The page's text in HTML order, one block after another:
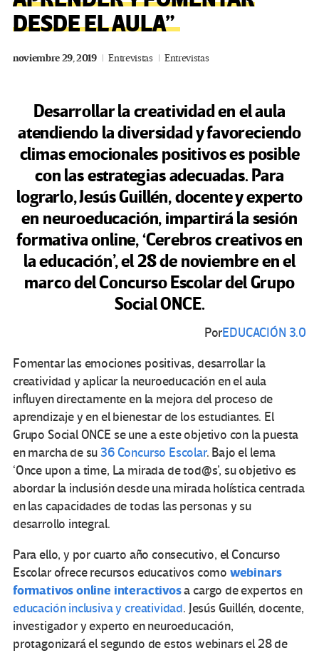
DESDE EL AULA”
noviembre 29, 2019 Entrevistas Entrevistas
Desarrollar la creatividad en el aula
atendiendo la diversidad y favoreciendo
climas emocionales positivos es posible
con las estrategias adecuadas. Para
lograrlo, Jesús Guillén, docente y experto
en neuroeducación, impartirá la sesión
formativa online, ‘Cerebros creativos en
la educación’, el 28 de noviembre en el
marco del Concurso Escolar del Grupo
Social ONCE.
PorEDUCACIÓN 3.0
Fomentar las emociones positivas, desarrollar la
creatividad y aplicar la neuroeducación en el aula
influyen directamente en la mejora del proceso de
aprendizaje y en el bienestar de los estudiantes. El
Grupo Social ONCE se une a este objetivo con la puesta
en marcha de su36 Concurso Escolar. Bajo el lema
‘Once upon a time, La mirada de tod@s’, su objetivo es
abordar la inclusión desde una mirada holística centrada
en las capacidades de todas las personas y su
desarrollo integral.
Para ello, y por cuarto año consecutivo, el Concurso
Escolar ofrece recursos educativos como webinars
formativos online interactivosa cargo de expertos en
educación inclusiva y creatividad. Jesús Guillén, docente,
investigador y experto en neuroeducación,
protagonizará el segundo de estos webinars el 28 de